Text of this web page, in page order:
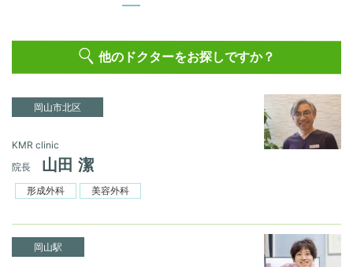
他のドクターをお探しですか？
岡山市北区
KMR clinic
院長
山田 潔
形成外科 美容外科
岡山駅